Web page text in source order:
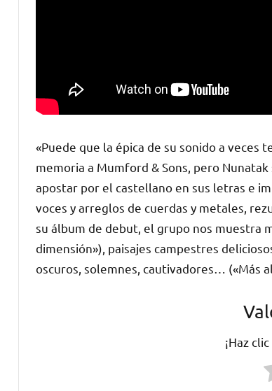
«Puede que la épica de su sonido a veces
memoria a Mumford & Sons, pero
apostar por el castellano en sus letras e
voces y arreglos de cuerdas y metales,
su álbum de debut, el grupo nos muestra
dimensión»), paisajes campestres
oscuros, solemnes, cautivadores… («Más
¡Haz